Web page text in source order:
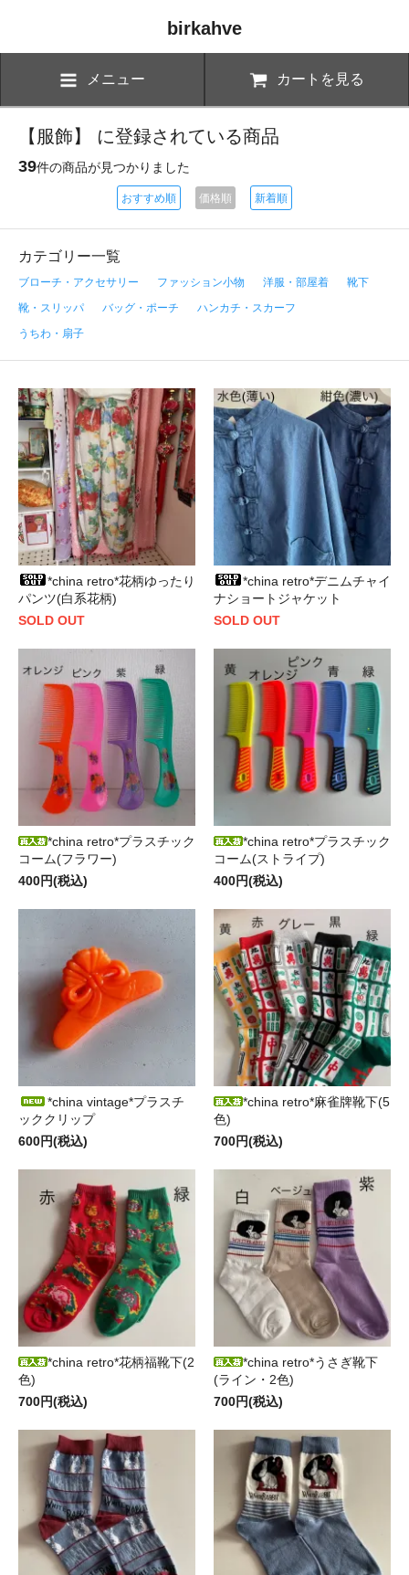
birkahve
メニュー カートを見る
【服飾】 に登録されている商品
39件の商品が見つかりました
おすすめ順 価格順 新着順
カテゴリー一覧
ブローチ・アクセサリー ファッション小物 洋服・部屋着
靴下
靴・スリッパ
バッグ・ポーチ
ハンカチ・スカーフ
うちわ・扇子
*china retro*花柄ゆったり
パンツ(白系花柄)
SOLD OUT
*china retro*デニムチャイ
ナショートジャケット
SOLD OUT
*china retro*プラスチック
コーム(フラワー)
400円(税込)
*china retro*プラスチック
コーム(ストライプ)
400円(税込)
*china vintage*プラスチ
ッククリップ
600円(税込)
*china retro*麻雀牌靴下(5
色)
700円(税込)
*china retro*花柄福靴下(2
色)
700円(税込)
*china retro*うさぎ靴下
(ライン・2色)
700円(税込)